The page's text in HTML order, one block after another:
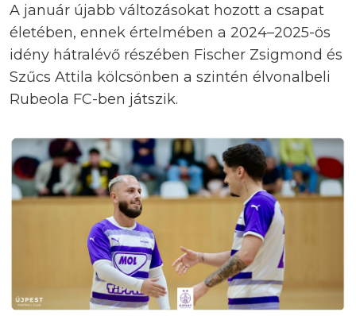
A január újabb változásokat hozott a csapat
életében, ennek értelmében a 2024–2025-ös
idény hátralévő részében Fischer Zsigmond és
Szűcs Attila kölcsönben a szintén élvonalbeli
Rubeola FC-ben játszik.